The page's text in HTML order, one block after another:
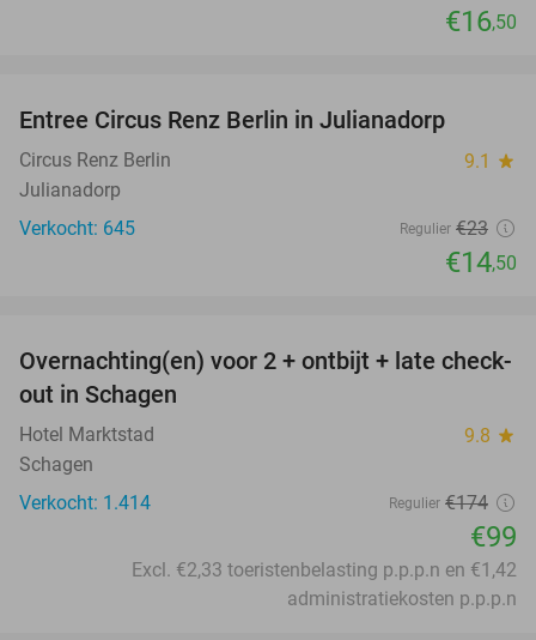
€16,50
Entree Circus Renz Berlin in Julianadorp
Circus Renz Berlin 9.1 star
Julianadorp
Verkocht: 645
Regulier €23
€14,50
43%
Overnachting(en) voor 2 + ontbijt + late check-
out in Schagen
Hotel Marktstad 9.8 star
Schagen
Verkocht: 1.414
Regulier €174
€99
Excl. €2,33 toeristenbelasting p.p.p.n en €1,42
administratiekosten p.p.p.n